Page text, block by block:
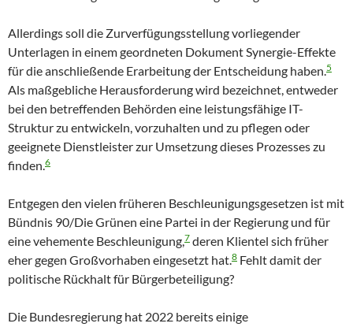
Allerdings soll die Zurverfügungsstellung vorliegender
Unterlagen in einem geordneten Dokument Synergie-Effekte
für die anschließende Erarbeitung der Entscheidung haben.5
Als maßgebliche Herausforderung wird bezeichnet, entweder
bei den betreffenden Behörden eine leistungsfähige IT-
Struktur zu entwickeln, vorzuhalten und zu pflegen oder
geeignete Dienstleister zur Umsetzung dieses Prozesses zu
finden.6
Entgegen den vielen früheren Beschleunigungsgesetzen ist mit
Bündnis 90/Die Grünen eine Partei in der Regierung und für
eine vehemente Beschleunigung,7 deren Klientel sich früher
eher gegen Großvorhaben eingesetzt hat.8 Fehlt damit der
politische Rückhalt für Bürgerbeteiligung?
Die Bundesregierung hat 2022 bereits einige